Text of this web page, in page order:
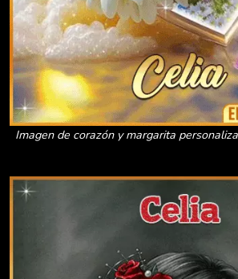
Imagen de corazón y margarita